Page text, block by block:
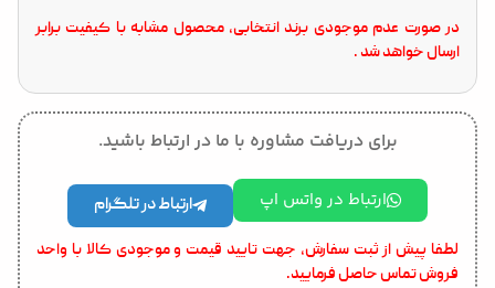
در صورت عدم موجودی برند انتخابی، محصول مشابه با کیفیت برابر
ارسال خواهد شد .
برای دریافت مشاوره با ما در ارتباط باشید.
ارتباط در واتس اپ ارتباط در تلگرام
لطفا پیش از ثبت سفارش، جهت تایید قیمت و موجودی کالا با واحد
فروش تماس حاصل فرمایید.